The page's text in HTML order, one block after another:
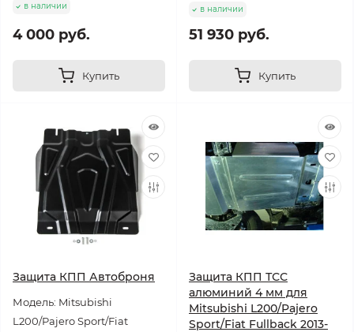
в наличии
4 000 руб.
Купить
в наличии
51 930 руб.
Купить
Защита КПП Автоброня
Модель: Mitsubishi
L200/Pajero Sport/Fiat
Защита КПП ТСС
алюминий 4 мм для
Mitsubishi L200/Pajero
Sport/Fiat Fullback 2013-